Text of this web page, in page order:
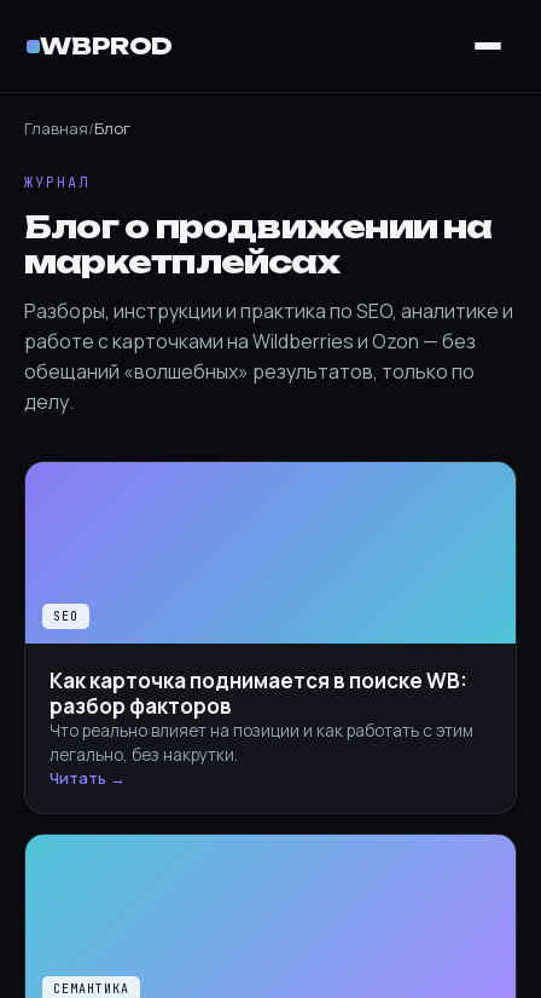
WBPROD
Главная/Блог
ЖУРНАЛ
Блог о продвижении на
маркетплейсах
Разборы, инструкции и практика по SEO, аналитике и
работе с карточками на Wildberries и Ozon — без
обещаний «волшебных» результатов, только по
делу.
SEO
Как карточка поднимается в поиске WB:
разбор факторов
Что реально влияет на позиции и как работать с этим
легально, без накрутки.
Читать →
СЕМАНТИКА